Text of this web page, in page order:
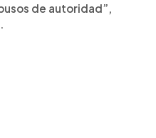
de autoridad”,